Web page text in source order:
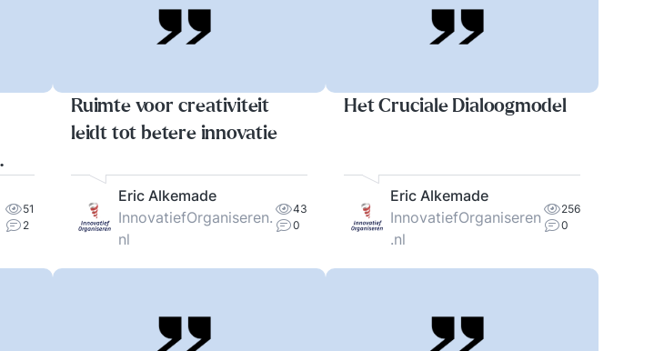
51
2
Ruimte voor creativiteit
leidt tot betere innovatie
Eric Alkemade
InnovatiefOrganiseren.
nl
43
0
Het Cruciale Dialoogmodel
Eric Alkemade
InnovatiefOrganiseren
.nl
256
0